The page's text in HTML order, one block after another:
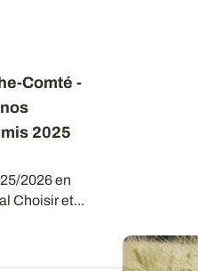
Comté -
2025
2026 en
Choisir et...